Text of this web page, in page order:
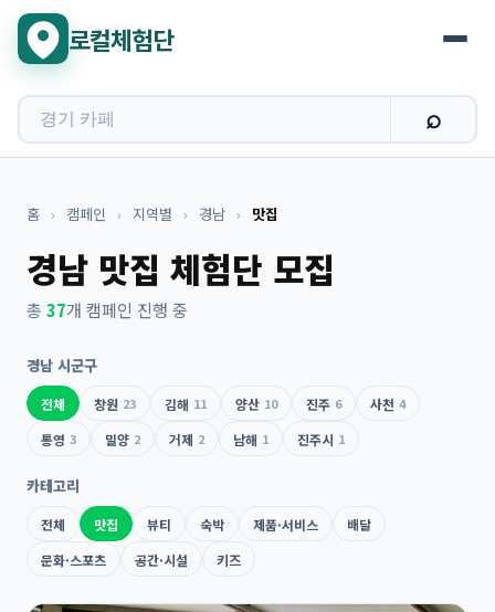
로컬체험단
홈 › 캠페인 › 지역별 › 경남 › 맛집
경남 맛집 체험단 모집
총 37개 캠페인 진행 중
경남 시군구
전체 창원 23 김해 11 양산 10 진주 6 사천 4
통영 3 밀양 2 거제 2 남해 1 진주시 1
카테고리
전체 맛집 뷰티 숙박 제품·서비스
배달
문화·스포츠
공간·시설 키즈